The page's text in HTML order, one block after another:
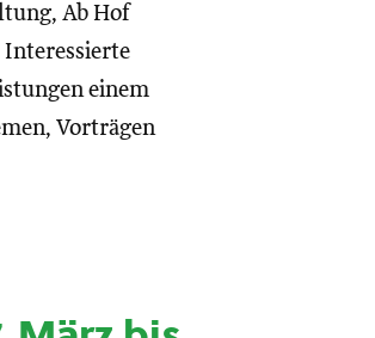
Ab Hof
Interessierte
einem
Vorträgen